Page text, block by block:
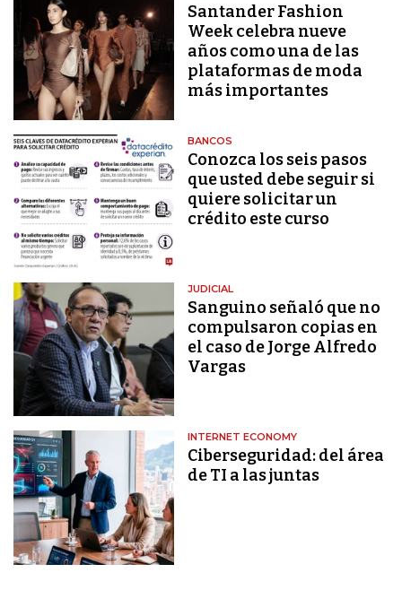
Santander Fashion
Week celebra nueve
años como una de las
plataformas de moda
más importantes
BANCOS
Conozca los seis pasos
que usted debe seguir si
quiere solicitar un
crédito este curso
JUDICIAL
Sanguino señaló que no
compulsaron copias en
el caso de Jorge Alfredo
Vargas
INTERNET ECONOMY
Ciberseguridad: del área
de TI a las juntas